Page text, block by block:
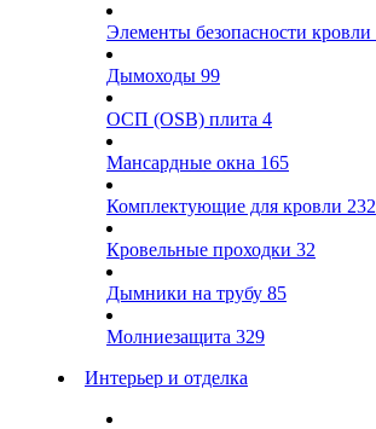
Элементы безопасности кровли
Дымоходы 99
ОСП (OSB) плита 4
Мансардные окна 165
Комплектующие для кровли 232
Кровельные проходки 32
Дымники на трубу 85
Молниезащита 329
Интерьер и отделка